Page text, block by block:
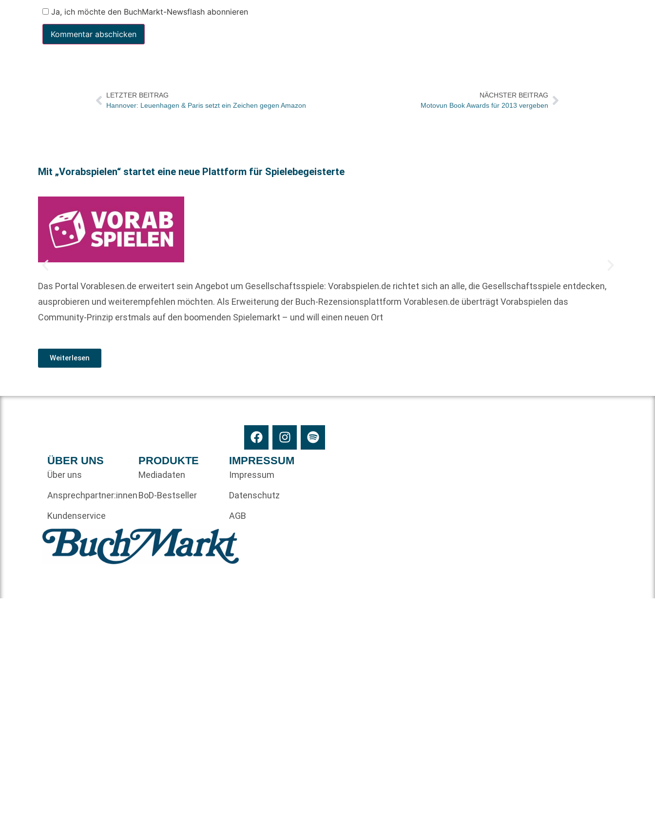
Ja, ich möchte den BuchMarkt-Newsflash abonnieren
LETZTER BEITRAG
Hannover: Leuenhagen & Paris setzt ein Zeichen gegen Amazon
NÄCHSTER BEITRAG
Motovun Book Awards für 2013 vergeben
Mit „Vorabspielen“ startet eine neue Plattform für Spielebegeisterte
Das Portal Vorablesen.de erweitert sein Angebot um Gesellschaftsspiele: Vorabspielen.de richtet sich an alle, die Gesellschaftsspiele entdecken,
ausprobieren und weiterempfehlen möchten. Als Erweiterung der Buch-Rezensionsplattform Vorablesen.de überträgt Vorabspielen das
Community-Prinzip erstmals auf den boomenden Spielemarkt – und will einen neuen Ort
Weiterlesen
ÜBER UNS
Über uns
Ansprechpartner:innen
Kundenservice
PRODUKTE
Mediadaten
BoD-Bestseller
IMPRESSUM
Impressum
Datenschutz
AGB